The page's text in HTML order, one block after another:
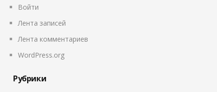
Войти
Лента записей
Лента комментариев
WordPress.org
Рубрики